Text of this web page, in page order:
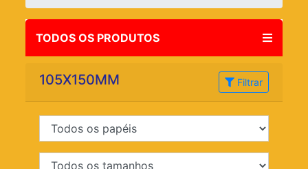
TODOS OS PRODUTOS
105X150MM Filtrar